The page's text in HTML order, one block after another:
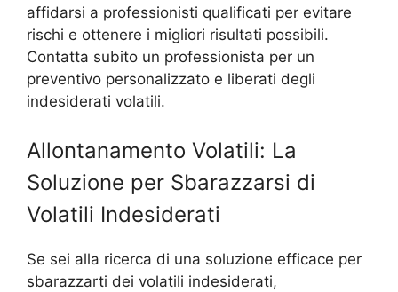
affidarsi a professionisti qualificati per evitare
rischi e ottenere i migliori risultati possibili.
Contatta subito un professionista per un
preventivo personalizzato e liberati degli
indesiderati volatili.
Allontanamento Volatili: La
Soluzione per Sbarazzarsi di
Volatili Indesiderati
Se sei alla ricerca di una soluzione efficace per
sbarazzarti dei volatili indesiderati,